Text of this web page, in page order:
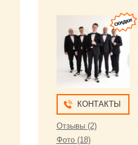
КОНТАКТЫ
Отзывы (2)
Фото (18)